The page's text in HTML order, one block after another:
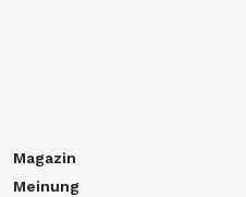
Magazin
Meinung